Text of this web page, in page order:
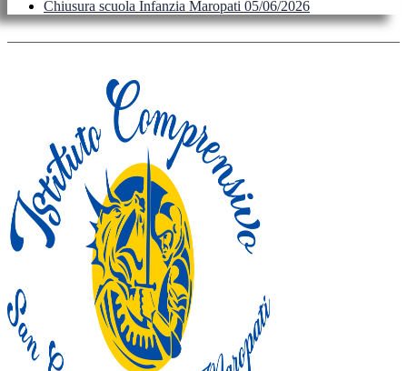
Chiusura scuola Infanzia Maropati 05/06/2026